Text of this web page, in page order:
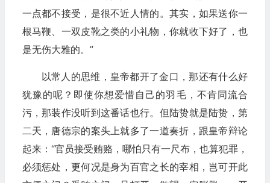
一点都不接受，是很不近人情的。其实，如果送你一
根马鞭、一双皮靴之类的小礼物，你就收下好了，也
是无伤大雅的。”
以常人的思维，皇帝都开了金口，那还有什么好
犹豫的呢？即使你想爱惜自己的羽毛，不肯同流合
污，那装作没听到这番话也行。但陆贽就是陆贽，第
二天，唐德宗的案头上就多了一道奏折，跟皇帝辩论
起来：“官员接受贿赂，哪怕只有一尺布，也算犯罪，
必须惩处，更何况是身为百官之长的宰相，岂可开此